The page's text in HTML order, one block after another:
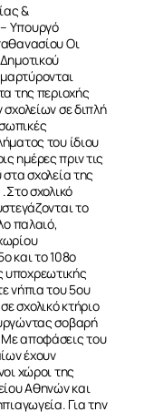
&
Υπουργό
Οι
της περιοχής
σε διπλή
του ίδιου
ημέρες πριν τις
σχολεία της
σχολικό
το
παλαιό,
και το 108ο
νήπια του 5ου
σχολικό κτήριο
σοβαρή
αποφάσεις του
έχουν
χώροι της
Αθηνών και
Για την